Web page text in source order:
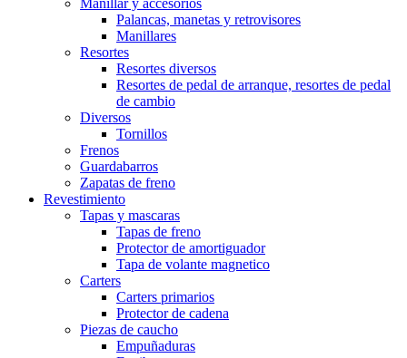
Palancas, manetas y retrovisores
Manillares
Resortes
Resortes diversos
Resortes de pedal de arranque, resortes de pedal
de cambio
Diversos
Tornillos
Frenos
Guardabarros
Zapatas de freno
Revestimiento
Tapas y mascaras
Tapas de freno
Protector de amortiguador
Tapa de volante magnetico
Carters
Carters primarios
Protector de cadena
Piezas de caucho
Empuñaduras